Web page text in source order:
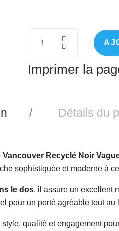
Imprimer la
Détails du
Recyclé Noir
sophistiquée et moderne à
le dos, il assure un excellent
pour un porté agréable tout au
qualité et engagement